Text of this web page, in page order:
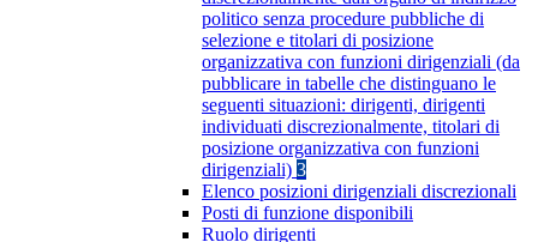
politico senza procedure pubbliche di
selezione e titolari di posizione
organizzativa con funzioni dirigenziali (da
pubblicare in tabelle che distinguano le
seguenti situazioni: dirigenti, dirigenti
individuati discrezionalmente, titolari di
posizione organizzativa con funzioni
dirigenziali) 3
Elenco posizioni dirigenziali discrezionali
Posti di funzione disponibili
Ruolo dirigenti